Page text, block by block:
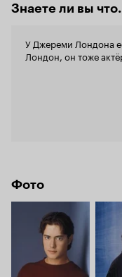
Знаете ли вы
У Джереми Лондона
Лондон, он тоже
Фото